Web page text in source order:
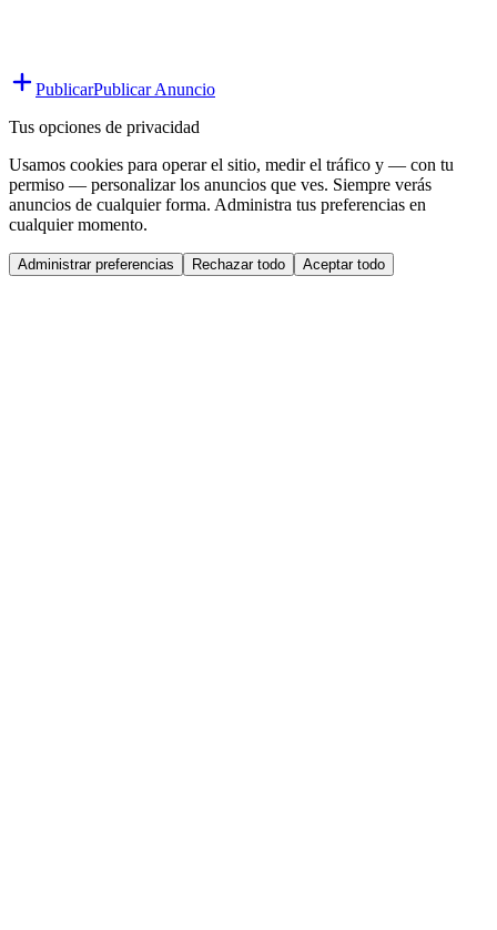
PublicarPublicar Anuncio
Tus opciones de privacidad
Usamos cookies para operar el sitio, medir el tráfico y — con tu
permiso — personalizar los anuncios que ves. Siempre verás
anuncios de cualquier forma. Administra tus preferencias en
cualquier momento.
Administrar preferencias Rechazar todo Aceptar todo